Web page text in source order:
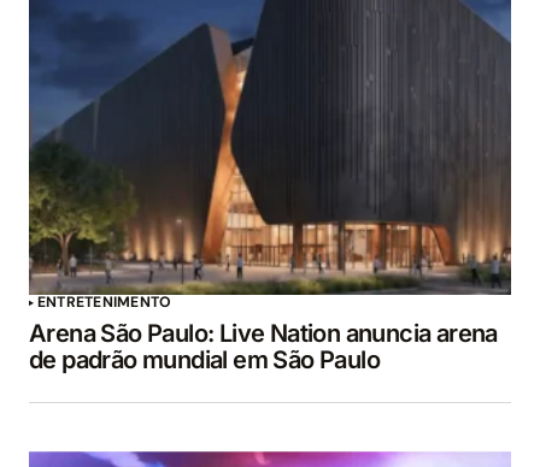
ENTRETENIMENTO
Arena São Paulo: Live Nation anuncia arena
de padrão mundial em São Paulo